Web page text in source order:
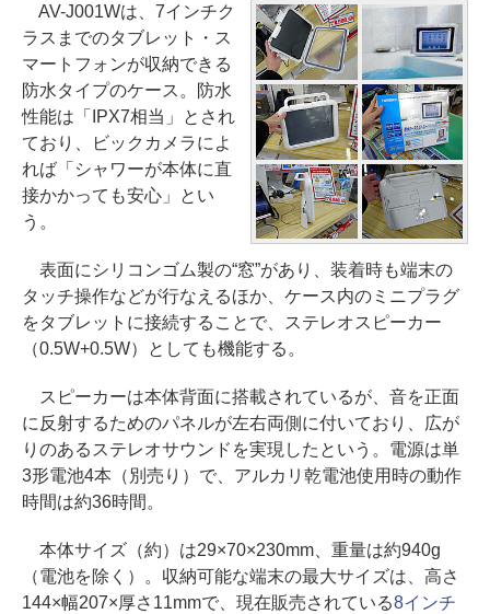
AV-J001Wは、7インチク
ラスまでのタブレット・ス
マートフォンが収納できる
防水タイプのケース。防水
性能は「IPX7相当」とされ
ており、ビックカメラによ
れば「シャワーが本体に直
接かかっても安心」とい
う。
表面にシリコンゴム製の“窓”があり、装着時も端末の
タッチ操作などが行なえるほか、ケース内のミニプラグ
をタブレットに接続することで、ステレオスピーカー
（0.5W+0.5W）としても機能する。
スピーカーは本体背面に搭載されているが、音を正面
に反射するためのパネルが左右両側に付いており、広が
りのあるステレオサウンドを実現したという。電源は単
3形電池4本（別売り）で、アルカリ乾電池使用時の動作
時間は約36時間。
本体サイズ（約）は29×70×230mm、重量は約940g
（電池を除く）。収納可能な端末の最大サイズは、高さ
144×幅207×厚さ11mmで、現在販売されている8インチ